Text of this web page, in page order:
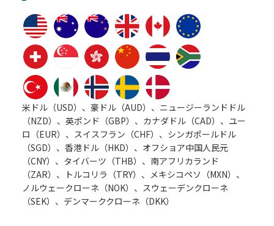
米ドル（USD）、豪ドル（AUD）、ニュージーランドドル
（NZD）、英ポンド（GBP）、カナダドル（CAD）、ユー
ロ（EUR）、スイスフラン（CHF）、シンガポールドル
（SGD）、香港ドル（HKD）、オフショア中国人民元
（CNY）、タイバーツ（THB）、南アフリカランド
（ZAR）、トルコリラ（TRY）、メキシコペソ（MXN）、
ノルウェークローネ（NOK）、スウェーデンクローネ
（SEK）、デンマーククローネ（DKK）